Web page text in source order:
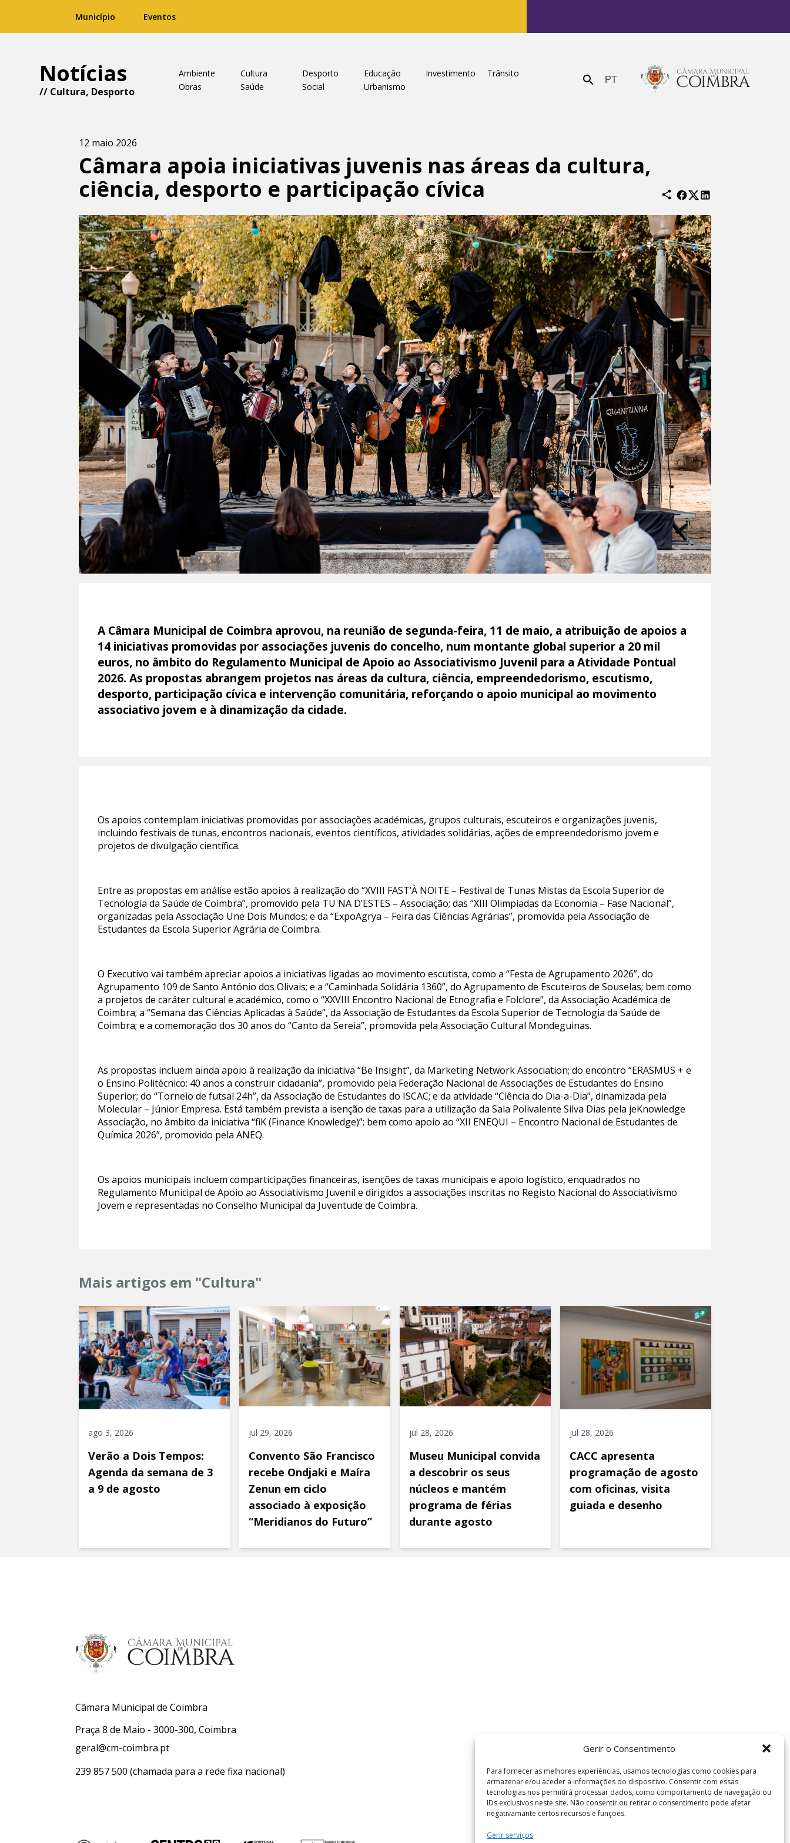
Gerir o Consentimento
Para fornecer as melhores experiências, usamos tecnologias como cookies para
armazenar e/ou aceder a informações do dispositivo. Consentir com essas
tecnologias nos permitirá processar dados, como comportamento de navegação ou
IDs exclusivos neste site. Não consentir ou retirar o consentimento pode afetar
negativamante certos recursos e funções.
Gerir serviços
Município Eventos
Notícias
// Cultura, Desporto
Ambiente Cultura Desporto Educação Investimento
Trânsito
Obras
Saúde Social Urbanismo Enviar PT
12 maio 2026
Câmara apoia iniciativas juvenis nas áreas da cultura,
ciência, desporto e participação cívica
A Câmara Municipal de Coimbra aprovou, na reunião de segunda-feira, 11 de maio, a atribuição de apoios a
14 iniciativas promovidas por associações juvenis do concelho, num montante global superior a 20 mil
euros, no âmbito do Regulamento Municipal de Apoio ao Associativismo Juvenil para a Atividade Pontual
2026. As propostas abrangem projetos nas áreas da cultura, ciência, empreendedorismo, escutismo,
desporto, participação cívica e intervenção comunitária, reforçando o apoio municipal ao movimento
associativo jovem e à dinamização da cidade.
Os apoios contemplam iniciativas promovidas por associações académicas, grupos culturais, escuteiros e organizações juvenis,
incluindo festivais de tunas, encontros nacionais, eventos científicos, atividades solidárias, ações de empreendedorismo jovem e
projetos de divulgação científica.
Entre as propostas em análise estão apoios à realização do “XVIII FAST’À NOITE – Festival de Tunas Mistas da Escola Superior de
Tecnologia da Saúde de Coimbra”, promovido pela TU NA D’ESTES – Associação; das “XIII Olimpíadas da Economia – Fase Nacional”,
organizadas pela Associação Une Dois Mundos; e da “ExpoAgrya – Feira das Ciências Agrárias”, promovida pela Associação de
Estudantes da Escola Superior Agrária de Coimbra.
O Executivo vai também apreciar apoios a iniciativas ligadas ao movimento escutista, como a “Festa de Agrupamento 2026”, do
Agrupamento 109 de Santo António dos Olivais; e a “Caminhada Solidária 1360”, do Agrupamento de Escuteiros de Souselas; bem como
a projetos de caráter cultural e académico, como o “XXVIII Encontro Nacional de Etnografia e Folclore”, da Associação Académica de
Coimbra; a “Semana das Ciências Aplicadas à Saúde”, da Associação de Estudantes da Escola Superior de Tecnologia da Saúde de
Coimbra; e a comemoração dos 30 anos do “Canto da Sereia”, promovida pela Associação Cultural Mondeguinas.
As propostas incluem ainda apoio à realização da iniciativa “Be Insight”, da Marketing Network Association; do encontro “ERASMUS + e
o Ensino Politécnico: 40 anos a construir cidadania”, promovido pela Federação Nacional de Associações de Estudantes do Ensino
Superior; do “Torneio de futsal 24h”, da Associação de Estudantes do ISCAC; e da atividade “Ciência do Dia-a-Dia”, dinamizada pela
Molecular – Júnior Empresa. Está também prevista a isenção de taxas para a utilização da Sala Polivalente Silva Dias pela jeKnowledge
Associação, no âmbito da iniciativa “fiK (Finance Knowledge)”; bem como apoio ao “XII ENEQUI – Encontro Nacional de Estudantes de
Química 2026”, promovido pela ANEQ.
Os apoios municipais incluem comparticipações financeiras, isenções de taxas municipais e apoio logístico, enquadrados no
Regulamento Municipal de Apoio ao Associativismo Juvenil e dirigidos a associações inscritas no Registo Nacional do Associativismo
Jovem e representadas no Conselho Municipal da Juventude de Coimbra.
Mais artigos em "Cultura"
ago 3, 2026
Verão a Dois Tempos:
Agenda da semana de 3
a 9 de agosto
jul 29, 2026
Convento São Francisco
recebe Ondjaki e Maíra
Zenun em ciclo
associado à exposição
“Meridianos do Futuro”
jul 28, 2026
Museu Municipal convida
a descobrir os seus
núcleos e mantém
programa de férias
durante agosto
jul 28, 2026
CACC apresenta
programação de agosto
com oficinas, visita
guiada e desenho
Câmara Municipal de Coimbra
Praça 8 de Maio - 3000-300, Coimbra
geral@cm-coimbra.pt
239 857 500 (chamada para a rede fixa nacional)